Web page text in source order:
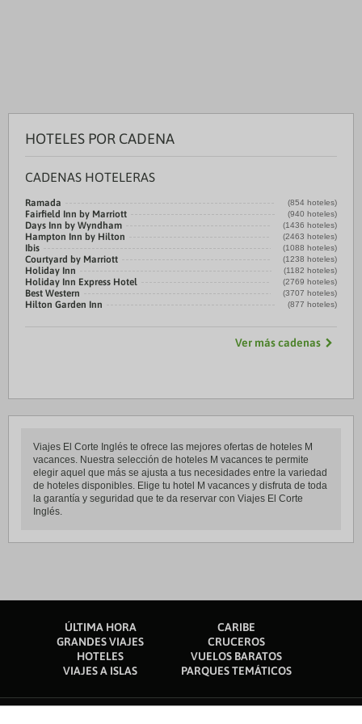
HOTELES POR CADENA
CADENAS HOTELERAS
Ramada (854 hoteles)
Fairfield Inn by Marriott (940 hoteles)
Days Inn by Wyndham (1436 hoteles)
Hampton Inn by Hilton (2463 hoteles)
Ibis (1088 hoteles)
Courtyard by Marriott (1238 hoteles)
Holiday Inn (1182 hoteles)
Holiday Inn Express Hotel (2769 hoteles)
Best Western (3707 hoteles)
Hilton Garden Inn (877 hoteles)
Ver más cadenas
Viajes El Corte Inglés te ofrece las mejores ofertas de hoteles M
vacances. Nuestra selección de hoteles M vacances te permite
elegir aquel que más se ajusta a tus necesidades entre la variedad
de hoteles disponibles. Elige tu hotel M vacances y disfruta de toda
la garantía y seguridad que te da reservar con Viajes El Corte
Inglés.
ÚLTIMA HORA
CARIBE
GRANDES VIAJES
CRUCEROS
HOTELES
VUELOS BARATOS
VIAJES A ISLAS
PARQUES TEMÁTICOS